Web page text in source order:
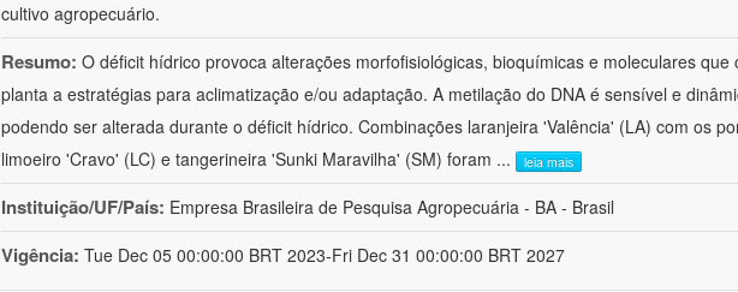
cultivo agropecuário.
Resumo: O déficit hídrico provoca alterações morfofisiológicas, bioquímicas e moleculares que
planta a estratégias para aclimatização e/ou adaptação. A metilação do DNA é sensível e
podendo ser alterada durante o déficit hídrico. Combinações laranjeira 'Valência' (LA) com os
limoeiro 'Cravo' (LC) e tangerineira 'Sunki Maravilha' (SM) foram ... leia mais
Instituição/UF/País: Empresa Brasileira de Pesquisa Agropecuária - BA - Brasil
Vigência: Tue Dec 05 00:00:00 BRT 2023-Fri Dec 31 00:00:00 BRT 2027